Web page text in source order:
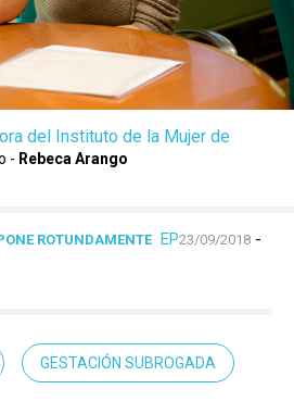
del Instituto de la Mujer de
- Rebeca Arango
ROTUNDAMENTE EP23/09/2018 -
GESTACIÓN SUBROGADA